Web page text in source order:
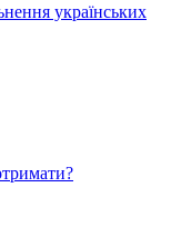
українських